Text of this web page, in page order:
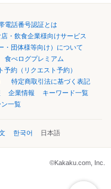
電話番号認証とは
・飲食企業様向けサービス
・団体様等向け）について
食べログプレミアム
予約（リクエスト予約）
特定商取引法に基づく表記
企業情報
キーワード一覧
一覧
한국어 日本語
©Kakaku.com, Inc.